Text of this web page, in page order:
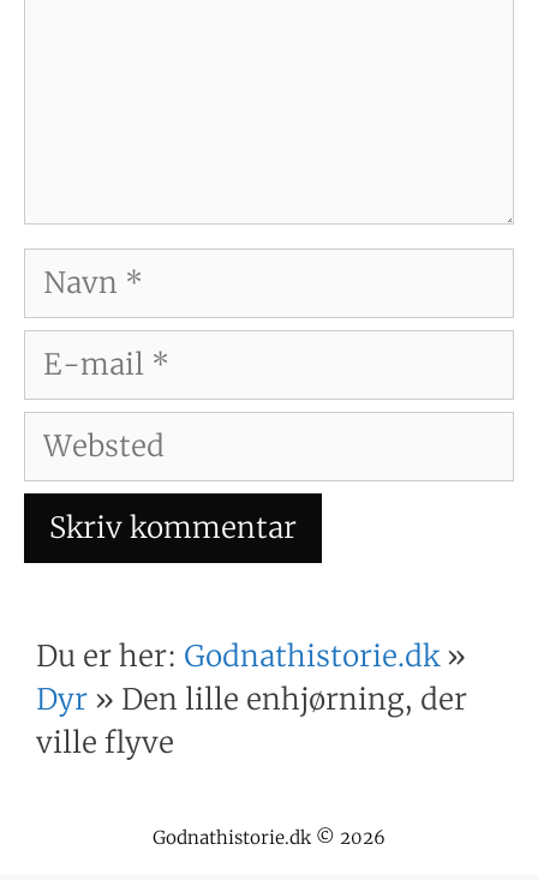
Navn
E-
mail
Websted
Du er her: Godnathistorie.dk»
Dyr » Den lille enhjørning, der
ville flyve
Godnathistorie.dk © 2026